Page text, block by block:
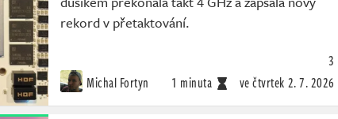
rekord v přetaktování.
Michal Fortyn 1 minuta ve čtvrtek 2. 7. 2026
3